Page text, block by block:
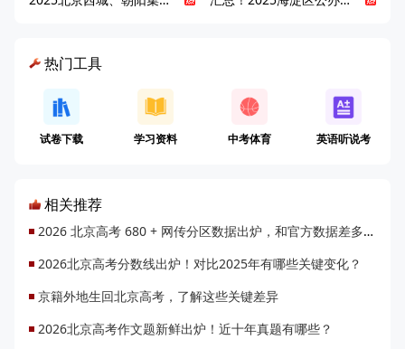
热门工具
试卷下载 学习资料 中考体育 英语听说考
相关推荐
2026 北京高考 680 + 网传分区数据出炉，和官方数据差多少？
2026北京高考分数线出炉！对比2025年有哪些关键变化？
京籍外地生回北京高考，了解这些关键差异
2026北京高考作文题新鲜出炉！近十年真题有哪些？